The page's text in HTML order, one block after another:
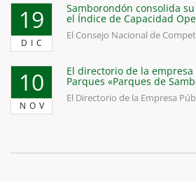
19
DIC
Samborondón consolida
el Índice de Capacidad
El Consejo Nacional de
10
NOV
El directorio de la
Parques «Parques de
El Directorio de la Empresa